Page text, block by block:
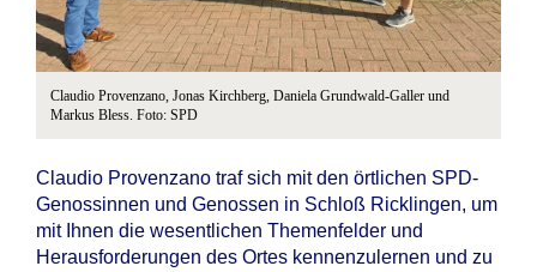
Claudio Provenzano, Jonas Kirchberg, Daniela Grundwald-Galler und
Markus Bless. Foto: SPD
Claudio Provenzano traf sich mit den örtlichen SPD-
Genossinnen und Genossen in Schloß Ricklingen, um
mit Ihnen die wesentlichen Themenfelder und
Herausforderungen des Ortes kennenzulernen und zu